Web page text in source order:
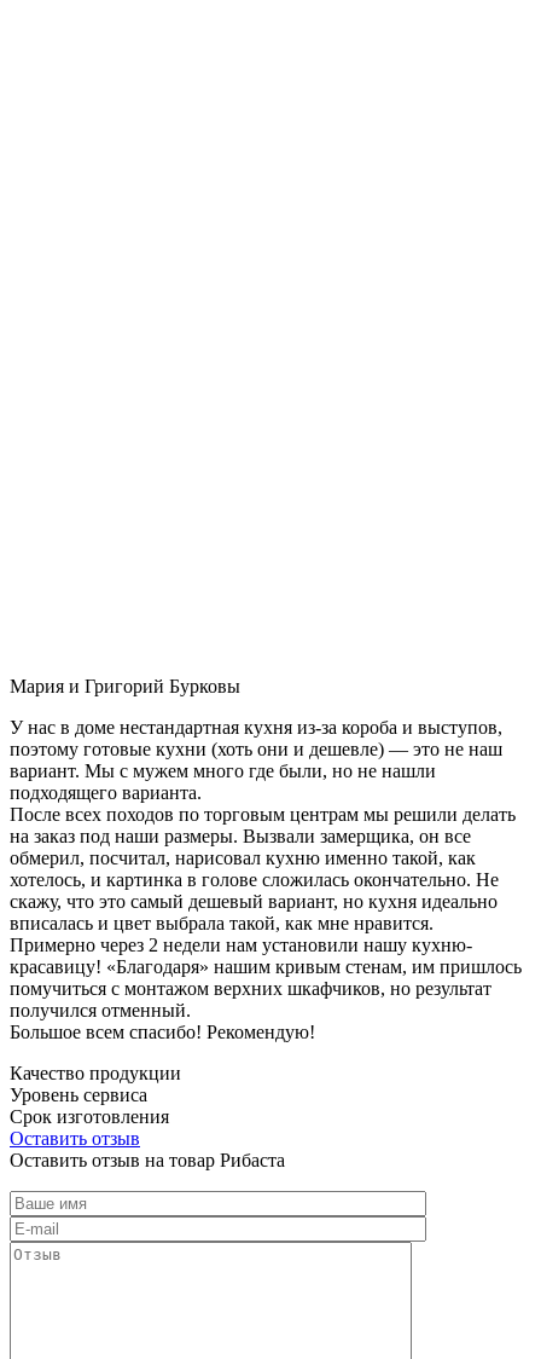
Мария и Григорий Бурковы
У нас в доме нестандартная кухня из-за короба и выступов,
поэтому готовые кухни (хоть они и дешевле) — это не наш
вариант. Мы с мужем много где были, но не нашли
подходящего варианта.
После всех походов по торговым центрам мы решили делать
на заказ под наши размеры. Вызвали замерщика, он все
обмерил, посчитал, нарисовал кухню именно такой, как
хотелось, и картинка в голове сложилась окончательно. Не
скажу, что это самый дешевый вариант, но кухня идеально
вписалась и цвет выбрала такой, как мне нравится.
Примерно через 2 недели нам установили нашу кухню-
красавицу! «Благодаря» нашим кривым стенам, им пришлось
помучиться с монтажом верхних шкафчиков, но результат
получился отменный.
Большое всем спасибо! Рекомендую!
Качество продукции
Уровень сервиса
Срок изготовления
Оставить отзыв
Оставить отзыв на товар Рибаста